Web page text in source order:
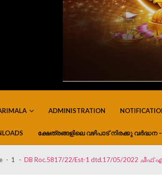
ADMINISTRATION
ക്ഷേത്രങ്ങളിലെ വഴിപാട് നിരക്കു വർദ്ധന
1 DB Roc.5817/22/Est-1 dtd.17/05/2022